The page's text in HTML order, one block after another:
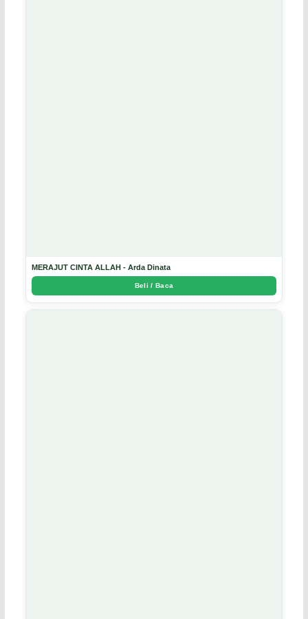
MERAJUT CINTA ALLAH - Arda Dinata
Beli / Baca